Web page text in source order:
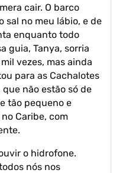
cair. O barco
sal no meu lábio, e de
enquanto todo
guia, Tanya, sorria
vezes, mas ainda
para as Cachalotes
não estão só de
tão pequeno e
Caribe, com
o hidrofone.
nós nos